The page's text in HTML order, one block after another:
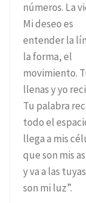
números. La
Mi deseo es
entender la
la forma, el
movimiento.
llenas y yo
Tu palabra
todo el
llega a mis
que son mis
y va a las
son mi luz”.